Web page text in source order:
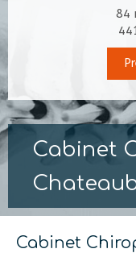
84
Cabinet
Cabinet